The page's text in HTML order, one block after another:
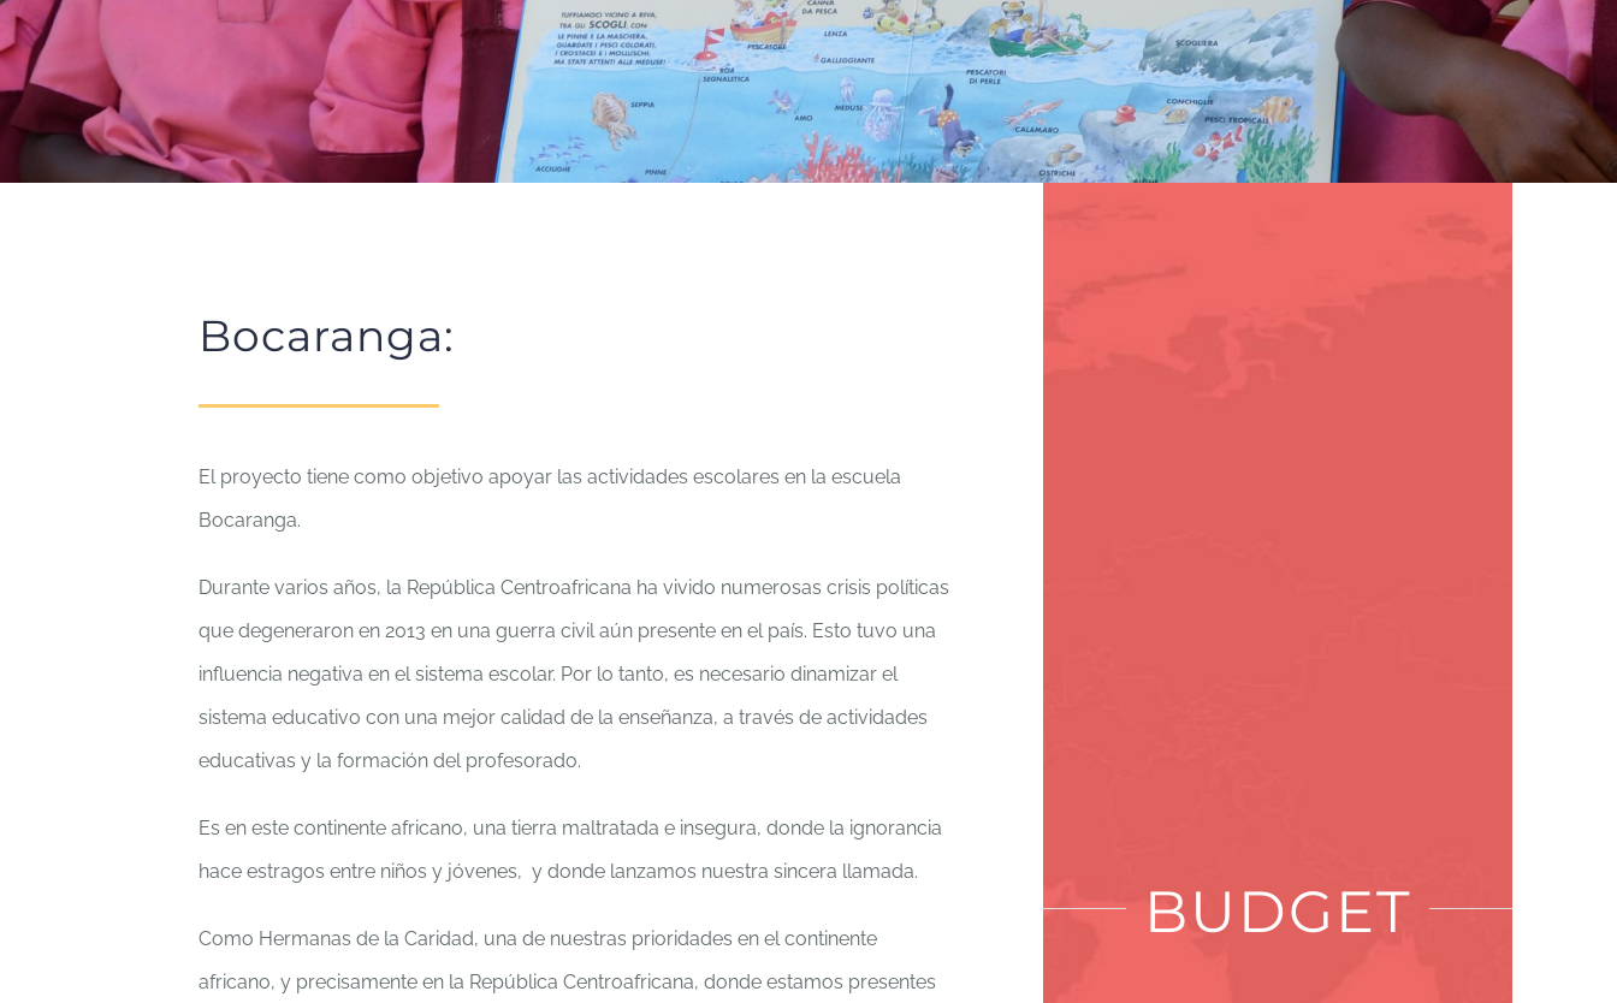
Bocaranga:
El proyecto tiene como objetivo apoyar las actividades escolares en la escuela
Bocaranga.
Durante varios años, la República Centroafricana ha vivido numerosas crisis políticas
que degeneraron en 2013 en una guerra civil aún presente en el país. Esto tuvo una
influencia negativa en el sistema escolar. Por lo tanto, es necesario dinamizar el
sistema educativo con una mejor calidad de la enseñanza, a través de actividades
educativas y la formación del profesorado.
Es en este continente africano, una tierra maltratada e insegura, donde la ignorancia
hace estragos entre niños y jóvenes, y donde lanzamos nuestra sincera llamada.
Como Hermanas de la Caridad, una de nuestras prioridades en el continente
africano, y precisamente en la República Centroafricana, donde estamos presentes
BUDGET